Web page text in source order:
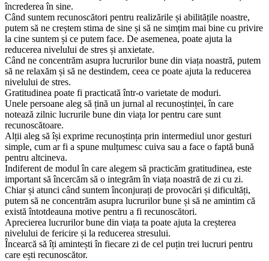
încrederea în sine.
Când suntem recunoscători pentru realizările și abilitățile noastre,
putem să ne creștem stima de sine și să ne simțim mai bine cu privire
la cine suntem și ce putem face. De asemenea, poate ajuta la
reducerea nivelului de stres și anxietate.
Când ne concentrăm asupra lucrurilor bune din viața noastră, putem
să ne relaxăm și să ne destindem, ceea ce poate ajuta la reducerea
nivelului de stres.
Gratitudinea poate fi practicată într-o varietate de moduri.
Unele persoane aleg să țină un jurnal al recunoștinței, în care
notează zilnic lucrurile bune din viața lor pentru care sunt
recunoscătoare.
Alții aleg să își exprime recunoștința prin intermediul unor gesturi
simple, cum ar fi a spune mulțumesc cuiva sau a face o faptă bună
pentru altcineva.
Indiferent de modul în care alegem să practicăm gratitudinea, este
important să încercăm să o integrăm în viața noastră de zi cu zi.
Chiar și atunci când suntem înconjurați de provocări și dificultăți,
putem să ne concentrăm asupra lucrurilor bune și să ne amintim că
există întotdeauna motive pentru a fi recunoscători.
Aprecierea lucrurilor bune din viața ta poate ajuta la creșterea
nivelului de fericire și la reducerea stresului.
Încearcă să îți amintești în fiecare zi de cel puțin trei lucruri pentru
care ești recunoscător.